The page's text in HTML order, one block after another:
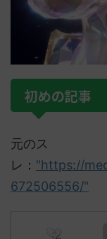
初めの記事
元のス
レ： "https://
672506556/"